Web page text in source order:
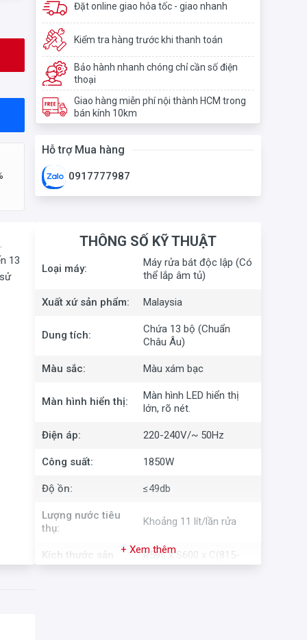
Đặt online giao hỏa tốc - giao nhanh
Kiểm tra hàng trước khi thanh toán
Bảo hành nhanh chóng chỉ cần số điện
thoại
Giao hàng miễn phí nội thành HCM trong
bán kính 10km
Hỗ trợ Mua hàng
0917777987
13
THÔNG SỐ KỸ THUẬT
Loại máy:
Máy rửa bát độc lập (Có
thể lắp âm tủ)
Xuất xứ sản phẩm: Malaysia
Dung tích:
Chứa 13 bộ (Chuẩn
Châu Âu)
Màu sắc: Màu xám bạc
Màn hình hiển thị:
Màn hình LED hiển thị
lớn, rõ nét.
Điện áp: 220-240V/~ 50Hz
Công suất: 1850W
Độ ồn: ≤49db
Lượng nước tiêu
thụ:
Khoảng 11 lít/lần rửa
Kích thước sản
phẩm:
R596 x S600 x C(815-
845) mm
+ Xem thêm